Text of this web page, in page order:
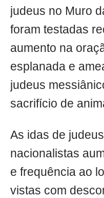
judeus no Muro
foram testadas
aumento na
esplanada e
judeus
sacrifício de
As idas de
nacionalistas
e frequência ao
vistas com